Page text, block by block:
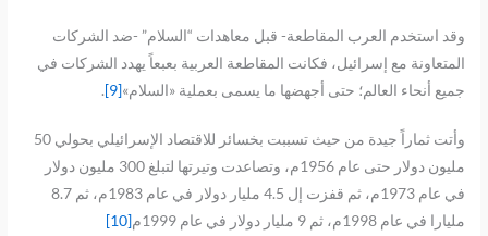
وقد استخدم العرب المقاطعة- قبل معاهدات “السلام” -ضد الشركات
المتعاونة مع إسرائيل، فكانت المقاطعة العربية بعبعاً يهدد الشركات في
جميع أنحاء العالم؛ حتى أجهضها ما يسمى بعملية «السلام»[9]
.
وأتت ثماراً جيدة من حيث تسببت بخسائر للاقتصاد الإسرائيلي بحولي 50
مليون دولار حتى عام 1956م، وتصاعدت وتيرتها لتبلغ 300 مليون دولار
في عام 1973م، ثم قفزت إل 4.5 مليار دولار في عام 1983م، ثم 8.7
مليارا في عام 1998م، ثم 9 مليار دولار في عام 1999م
[10]